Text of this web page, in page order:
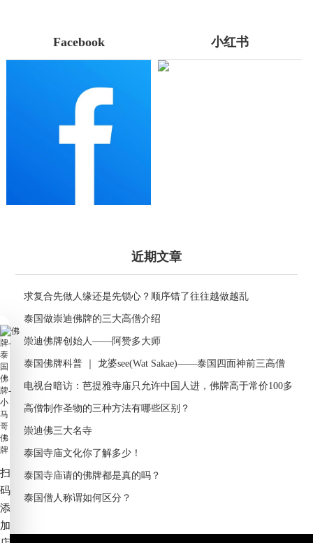
Facebook 小红书
近期文章
求复合先做人缘还是先锁心？顺序错了往往越做越乱
泰国做崇迪佛牌的三大高僧介绍
崇迪佛牌创始人——阿赞多大师
泰国佛牌科普 ｜ 龙婆see(Wat Sakae)——泰国四面神前三高僧
电视台暗访：芭提雅寺庙只允许中国人进，佛牌高于常价100多
倍！
高僧制作圣物的三种方法有哪些区别？
崇迪佛三大名寺
泰国寺庙文化你了解多少！
泰国寺庙请的佛牌都是真的吗？
泰国僧人称谓如何区分？
扫
码
添
加